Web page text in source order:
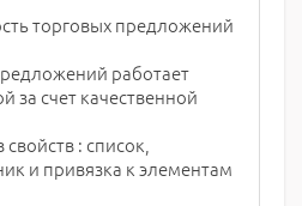
торговых предложений
работает
за счет качественной
: список,
и привязка к элементам